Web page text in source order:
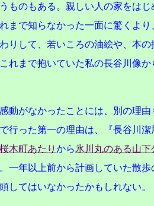
ものもある。親しい人の家をは
まで知らなかった一面に驚くよ
りして、若いころの油絵や、本
れまで抱いていた私の長谷川像
動がなかったことには、別の理由
行った第一の理由は、『長谷川
桜木町あたり から氷川丸のある山
。一年以上前から計画していた散
してはいなかったかもしれない。